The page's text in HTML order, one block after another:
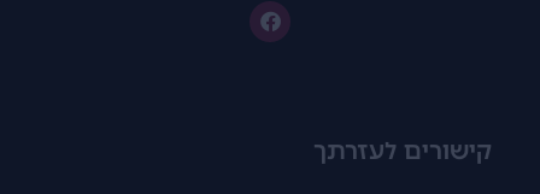
קישורים לעזרתך